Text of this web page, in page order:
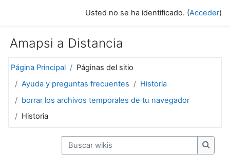
Usted no se ha identificado. (Acceder)
Amapsi a Distancia
Página Principal
Páginas del sitio
Ayuda y preguntas frecuentes
Historia
borrar los archivos temporales de tu navegador
Historia
Buscar wikis